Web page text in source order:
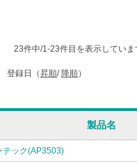
23件中/1-23件目を表示していま
登録日（昇順/ 降順）
製品名
テック(AP3503)